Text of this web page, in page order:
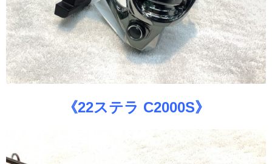
《22ステラ C2000S》